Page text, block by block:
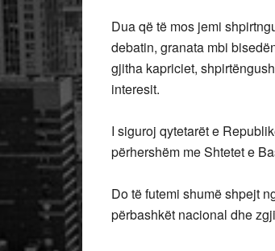
Dua që të mos jemi
debatin, granata mbi
gjitha kapriciet,
interesit.
I siguroj qytetarët e
përhershëm me Shtetet e
Do të futemi shumë shpejt
përbashkët nacional dhe